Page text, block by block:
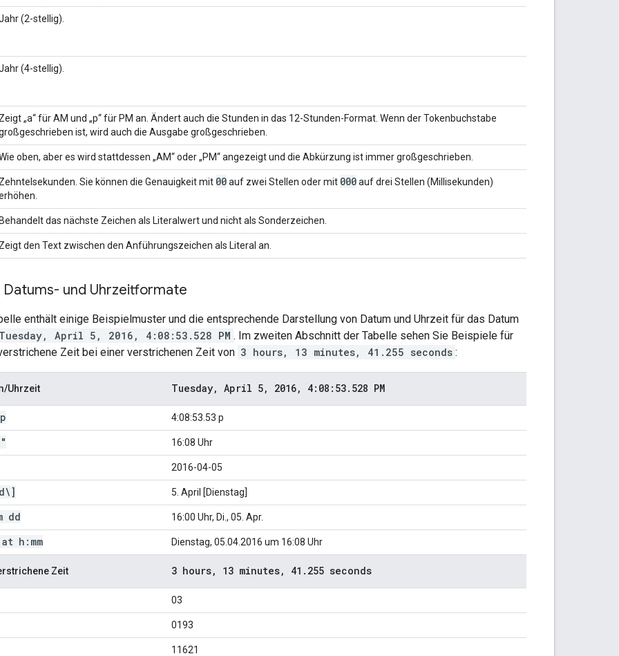
(2-stellig).
(4-stellig).
Zeigt „a“ für AM und „p“ für PM an. Ändert auch die Stunden in das 12-Stunden-Format. Wenn der Tokenbuchstabe
ist, wird auch die Ausgabe großgeschrieben.
oben, aber es wird stattdessen „AM“ oder „PM“ angezeigt und die Abkürzung ist immer großgeschrieben.
Zehntelsekunden. Sie können die Genauigkeit mit 00auf zwei Stellen oder mit 000auf drei Stellen (Millisekunden)
Behandelt das nächste Zeichen als Literalwert und nicht als Sonderzeichen.
Zeigt den Text zwischen den Anführungszeichen als Literal an.
Datums- und Uhrzeitformate
enthält einige Beispielmuster und die entsprechende Darstellung von Datum und Uhrzeit für das Datum
Tuesday, April 5, 2016, 4:08:53.528 PM . Im zweiten Abschnitt der Tabelle sehen Sie Beispiele für
Zeit bei einer verstrichenen Zeit von 3 hours, 13 minutes, 41.255 seconds :
Uhrzeit Tuesday, April 5, 2016, 4:08:53. 528 PM
p 4:08:53.53 p
" 16:08 Uhr
2016-04-05
5. April [Dienstag]
dd 16:00 Uhr, Di., 05. Apr.
h:mm Dienstag, 05.04.2016 um 16:08 Uhr
Zeit 3 hours, 13 minutes, 41 . 255 seconds
03
0193
11621